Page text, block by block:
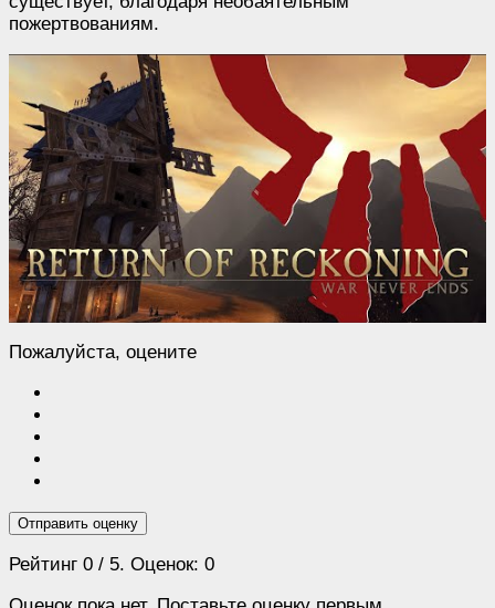
пожертвованиям.
Пожалуйста, оцените
Отправить оценку
Рейтинг 0 / 5. Оценок: 0